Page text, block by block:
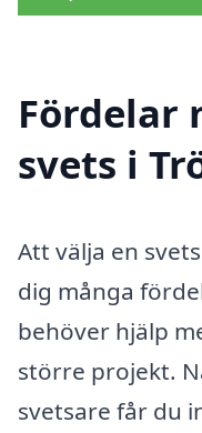
Fördelar
svets i
Att välja en
dig många
behöver hjälp
större projekt.
svetsare får du